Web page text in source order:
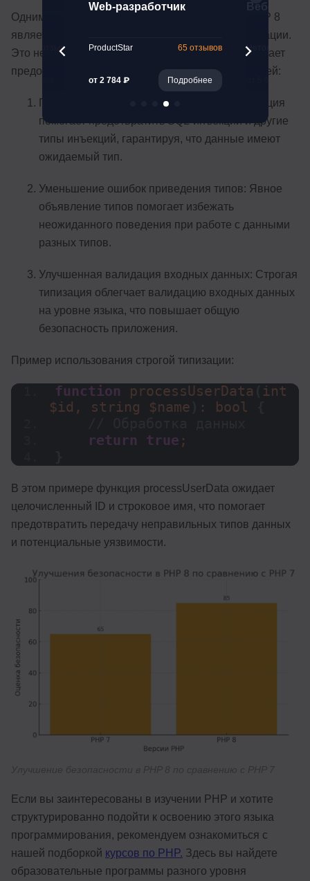
Одним из ключевых аспектов безопасности в PHP 8
является расширенная поддержка строгой типизации.
Это не только улучшает качество кода, но и помогает
предотвратить ряд распространенных уязвимостей:
Предотвращение инъекций: Строгая типизация
помогает предотвратить SQL-инъекции и другие
типы инъекций, гарантируя, что данные имеют
ожидаемый тип.
Уменьшение ошибок приведения типов: Явное
объявление типов помогает избежать
неожиданного поведения при работе с данными
разных типов.
Улучшенная валидация входных данных: Строгая
типизация облегчает валидацию входных данных
на уровне языка, что повышает общую
безопасность приложения.
Пример использования строгой типизации:
function processUserData
int
$id, string $name
: bool
return
true ;
В этом примере функция processUserData ожидает
целочисленный ID и строковое имя, что помогает
предотвратить передачу неправильных типов данных
и потенциальные уязвимости.
Если вы заинтересованы в изучении PHP и хотите
структурированно подойти к освоению этого языка
программирования, рекомендуем ознакомиться с
нашей подборкой курсов по PHP. Здесь вы найдете
образовательные программы разного уровня
261 отзыв
Web-разработчик
ProductStar 65 отзывов
от 2 784 ₽ Подробнее
Веб-
Нетология